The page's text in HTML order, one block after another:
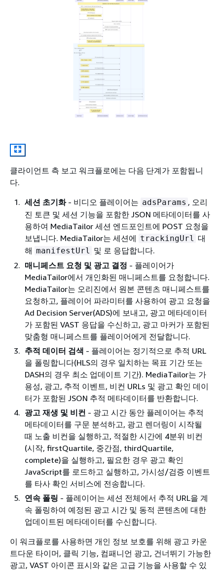
클라이언트 측 보고 워크플로에는 다음 단계가 포함됩니
다.
세션 초기화- 비디오 플레이어는 adsParams , 오리
진 토큰 및 세션 기능을 포함한 JSON 메타데이터를 사
용하여 MediaTailor 세션 엔드포인트에 POST 요청을
보냅니다. MediaTailor는 세션에 trackingUrl 대
해 manifestUrl 및 로 응답합니다.
매니페스트 요청 및 광고 결정 - 플레이어가
MediaTailor에서 개인화된 매니페스트를 요청합니다.
MediaTailor는 오리진에서 원본 콘텐츠 매니페스트를
요청하고, 플레이어 파라미터를 사용하여 광고 요청을
Ad Decision Server(ADS)에 보내고, 광고 메타데이터
가 포함된 VAST 응답을 수신하고, 광고 마커가 포함된
맞춤형 매니페스트를 플레이어에게 전달합니다.
추적 데이터 검색 - 플레이어는 정기적으로 추적 URL
을 폴링합니다(HLS의 경우 일치하는 목표 기간 또는
DASH의 경우 최소 업데이트 기간). MediaTailor는 가
용성, 광고, 추적 이벤트, 비컨 URLs 및 광고 확인 데이
터가 포함된 JSON 추적 메타데이터를 반환합니다.
광고 재생 및 비컨 - 광고 시간 동안 플레이어는 추적
메타데이터를 구문 분석하고, 광고 렌더링이 시작될
때 노출 비컨을 실행하고, 적절한 시간에 4분위 비컨
(시작, firstQuartile, 중간점, thirdQuartile,
complete)을 실행하고, 필요한 경우 광고 확인
JavaScript를 로드하고 실행하고, 가시성/검증 이벤트
를 타사 확인 서비스에 전송합니다.
연속 폴링 - 플레이어는 세션 전체에서 추적 URL을 계
속 폴링하여 예정된 광고 시간 및 동적 콘텐츠에 대한
업데이트된 메타데이터를 수신합니다.
이 워크플로를 사용하면 개인 정보 보호를 위해 광고 카운
트다운 타이머, 클릭 기능, 컴패니언 광고, 건너뛰기 가능한
광고, VAST 아이콘 표시와 같은 고급 기능을 사용할 수 있